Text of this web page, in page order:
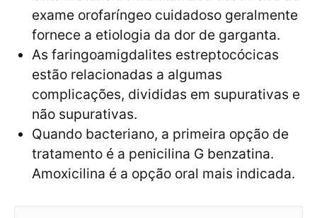
exame orofaríngeo cuidadoso geralmente
fornece a etiologia da dor de garganta.
As faringoamigdalites estreptocócicas
estão relacionadas a algumas
complicações, divididas em supurativas e
não supurativas.
Quando bacteriano, a primeira opção de
tratamento é a penicilina G benzatina.
Amoxicilina é a opção oral mais indicada.